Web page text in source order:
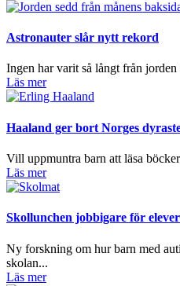
Astronauter slår nytt rekord
Ingen har varit så långt från jorden
Läs mer
Haaland ger bort Norges
Vill uppmuntra barn att läsa
Läs mer
Skollunchen jobbigare för
Ny forskning om hur barn med
skolan...
Läs mer